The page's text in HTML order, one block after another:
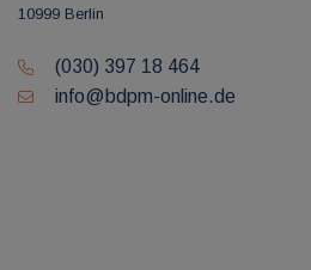
10999 Berlin
(030) 397 18 464
info@bdpm-online.de